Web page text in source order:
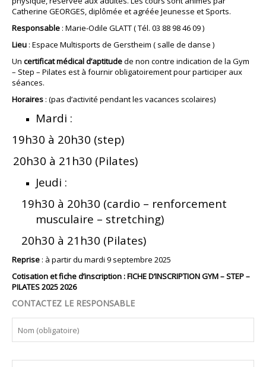
Catherine GEORGES, diplômée et agréée Jeunesse et Sports.
Responsable : Marie-Odile GLATT ( Tél. 03 88 98 46 09 )
Lieu : Espace Multisports de Gerstheim ( salle de danse )
Un certificat médical d’aptitudede non contre indication de la Gym
– Step – Pilates est à fournir obligatoirement pour participer aux
séances.
Horaires : (pas d’activité pendant les vacances scolaires)
Mardi :
19h30 à 20h30 (step)
20h30 à 21h30 (Pilates)
Jeudi :
19h30 à 20h30 (cardio – renforcement
musculaire – stretching)
20h30 à 21h30 (Pilates)
Reprise : à partir du mardi 9 septembre 2025
Cotisation et fiche d’inscription :FICHE D’INSCRIPTION GYM – STEP –
PILATES 2025 2026
CONTACTEZ LE RESPONSABLE